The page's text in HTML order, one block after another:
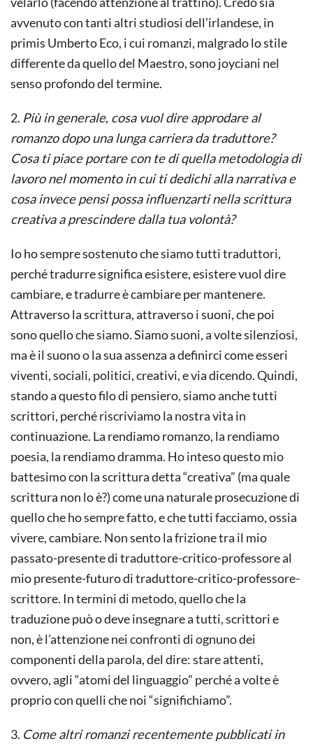
avvenuto con tanti altri studiosi dell’irlandese, in
primis Umberto Eco, i cui romanzi, malgrado lo stile
differente da quello del Maestro, sono joyciani nel
senso profondo del termine.
2. Più in generale, cosa vuol dire approdare al
romanzo dopo una lunga carriera da traduttore?
Cosa ti piace portare con te di quella metodologia di
lavoro nel momento in cui ti dedichi alla narrativa e
cosa invece pensi possa influenzarti nella scrittura
creativa a prescindere dalla tua volontà?
Io ho sempre sostenuto che siamo tutti traduttori,
perché tradurre significa esistere, esistere vuol dire
cambiare, e tradurre è cambiare per mantenere.
Attraverso la scrittura, attraverso i suoni, che poi
sono quello che siamo. Siamo suoni, a volte silenziosi,
ma è il suono o la sua assenza a definirci come esseri
viventi, sociali, politici, creativi, e via dicendo. Quindi,
stando a questo filo di pensiero, siamo anche tutti
scrittori, perché riscriviamo la nostra vita in
continuazione. La rendiamo romanzo, la rendiamo
poesia, la rendiamo dramma. Ho inteso questo mio
battesimo con la scrittura detta “creativa” (ma quale
scrittura non lo è?) come una naturale prosecuzione di
quello che ho sempre fatto, e che tutti facciamo, ossia
vivere, cambiare. Non sento la frizione tra il mio
passato-presente di traduttore-critico-professore al
mio presente-futuro di traduttore-critico-professore-
scrittore. In termini di metodo, quello che la
traduzione può o deve insegnare a tutti, scrittori e
non, è l’attenzione nei confronti di ognuno dei
componenti della parola, del dire: stare attenti,
ovvero, agli “atomi del linguaggio” perché a volte è
proprio con quelli che noi “significhiamo”.
3. Come altri romanzi recentemente pubblicati in